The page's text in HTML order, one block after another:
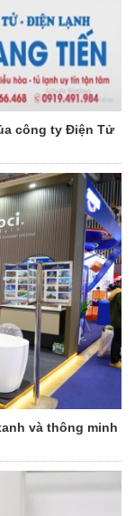
công ty Điện Tử
và thông minh